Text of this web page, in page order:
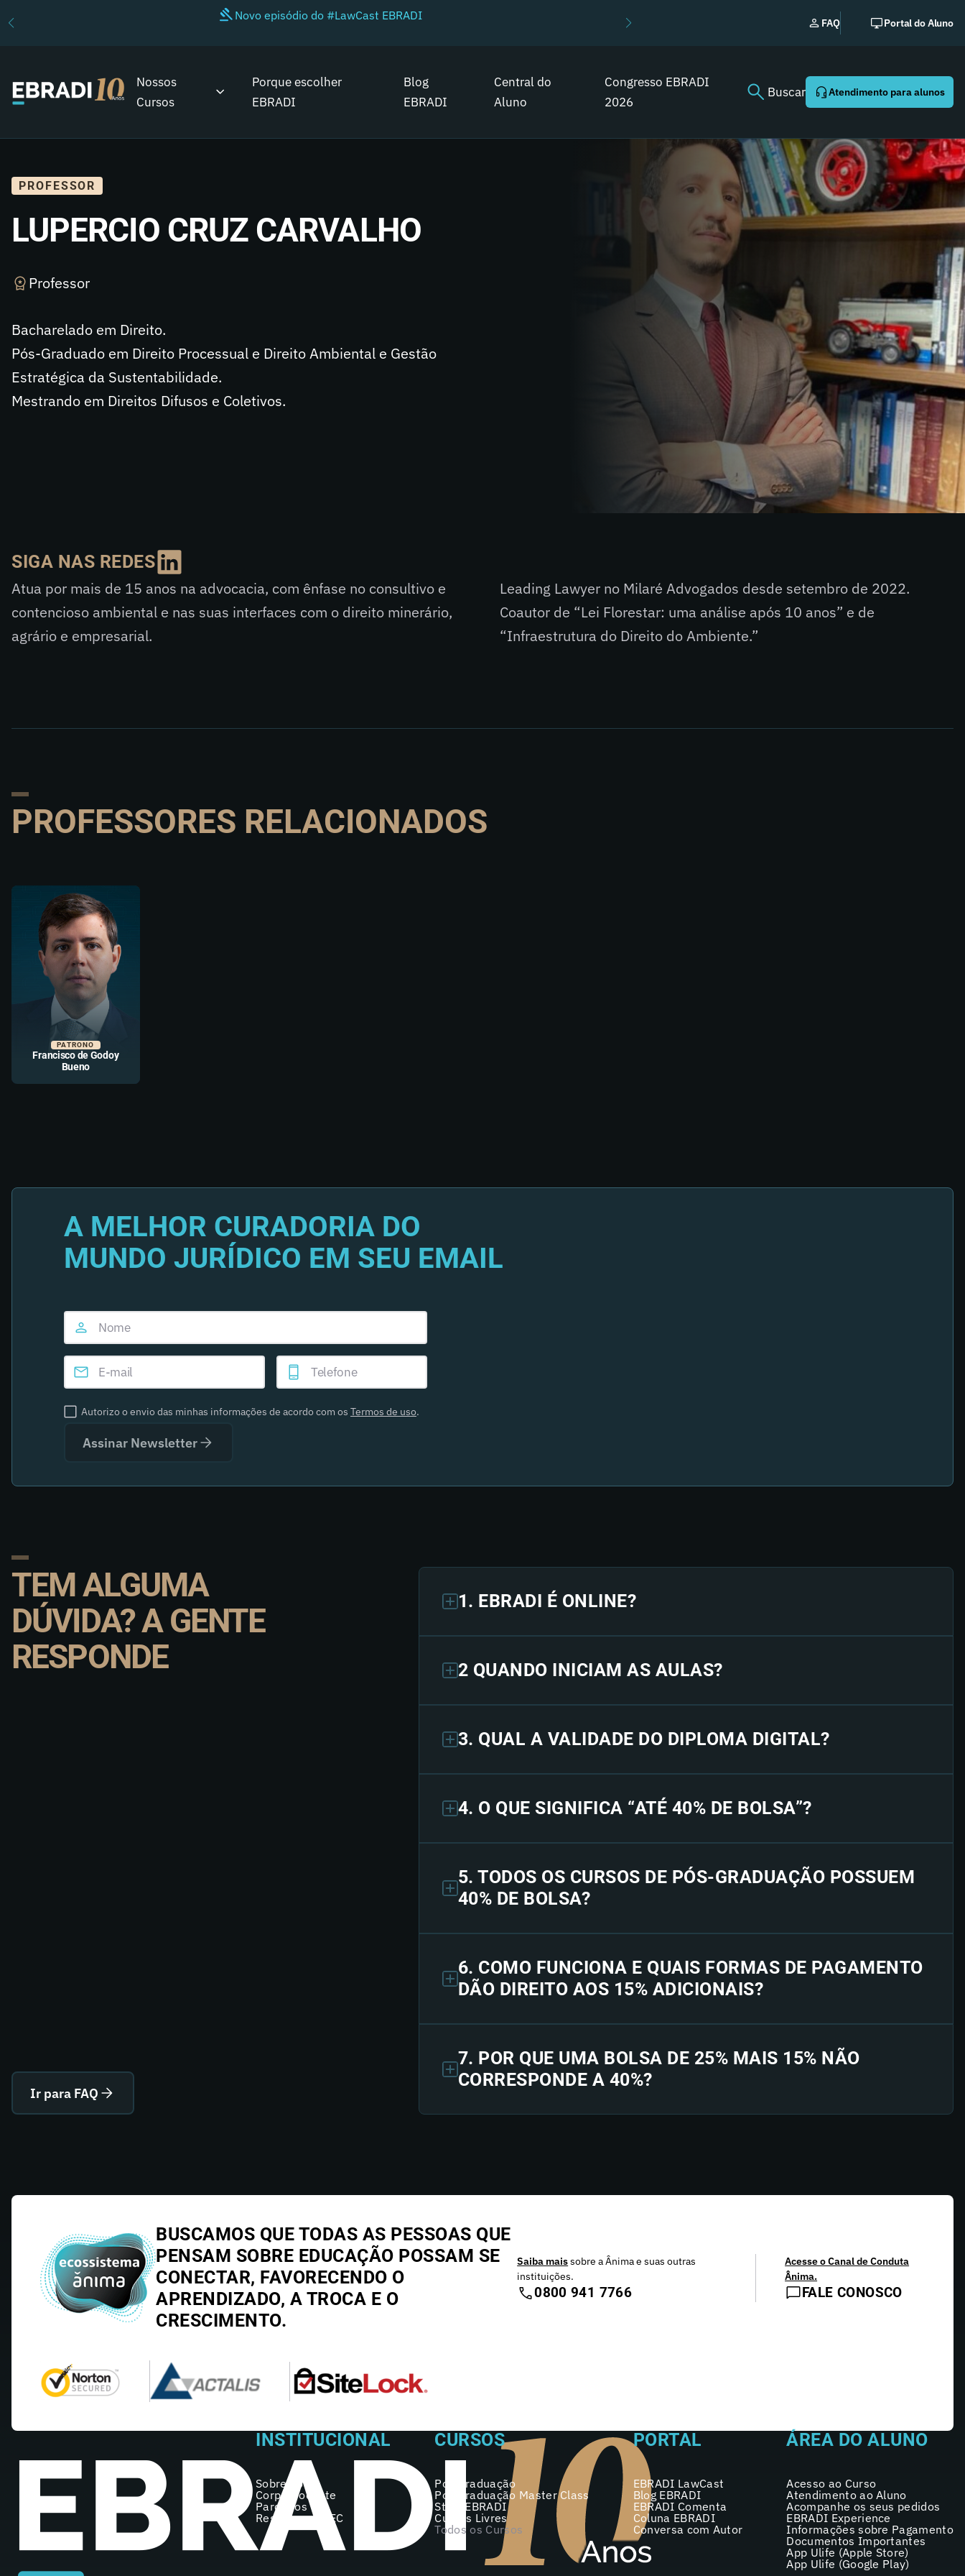
Novo episódio do #LawCast EBRADI
EBRADI | NEWS: o
Youtube agora!
FAQ Portal do Aluno
Nossos
Cursos
Porque escolher
EBRADI
Blog
EBRADI
Central do
Aluno
Congresso EBRADI
2026
Buscar Atendimento para alunos
PROFESSOR
LUPERCIO CRUZ CARVALHO
Professor
Bacharelado em Direito.
Pós-Graduado em Direito Processual e Direito Ambiental e Gestão
Estratégica da Sustentabilidade.
Mestrando em Direitos Difusos e Coletivos.
SIGA NAS REDES
Atua por mais de 15 anos na advocacia, com ênfase no consultivo e
contencioso ambiental e nas suas interfaces com o direito minerário,
agrário e empresarial.
Leading Lawyer no Milaré Advogados desde setembro de 2022.
Coautor de “Lei Florestar: uma análise após 10 anos” e de
“Infraestrutura do Direito do Ambiente.”
PROFESSORES RELACIONADOS
PATRONO
Francisco de Godoy
Bueno
A MELHOR CURADORIA DO
MUNDO JURÍDICO EM SEU EMAIL
Autorizo o envio das minhas informações de acordo com os Termos de uso.
Assinar Newsletter
TEM ALGUMA
DÚVIDA? A GENTE
RESPONDE
Ir para FAQ
1. EBRADI É ONLINE?
2 QUANDO INICIAM AS AULAS?
3. QUAL A VALIDADE DO DIPLOMA DIGITAL?
4. O QUE SIGNIFICA “ATÉ 40% DE BOLSA”?
5. TODOS OS CURSOS DE PÓS-GRADUAÇÃO POSSUEM
40% DE BOLSA?
6. COMO FUNCIONA E QUAIS FORMAS DE PAGAMENTO
DÃO DIREITO AOS 15% ADICIONAIS?
7. POR QUE UMA BOLSA DE 25% MAIS 15% NÃO
CORRESPONDE A 40%?
BUSCAMOS QUE TODAS AS PESSOAS QUE
PENSAM SOBRE EDUCAÇÃO POSSAM SE
CONECTAR, FAVORECENDO O
APRENDIZADO, A TROCA E O
CRESCIMENTO.
Saiba maissobre a Ânima e suas outras
instituições.
0800 941 7766
Acesse o Canal de Conduta
Ânima.
FALE CONOSCO
INSTITUCIONAL
Sobre nós
Corpo Docente
Parceiros
Registro no MEC
CURSOS
Pós-graduação
Pós-graduação Master Class
Start EBRADI
Cursos Livres
Todos os Cursos
PORTAL
EBRADI LawCast
Blog EBRADI
EBRADI Comenta
Coluna EBRADI
Conversa com Autor
ÁREA DO ALUNO
Acesso ao Curso
Atendimento ao Aluno
Acompanhe os seus pedidos
EBRADI Experience
Informações sobre Pagamento
Documentos Importantes
App Ulife (Apple Store)
App Ulife (Google Play)